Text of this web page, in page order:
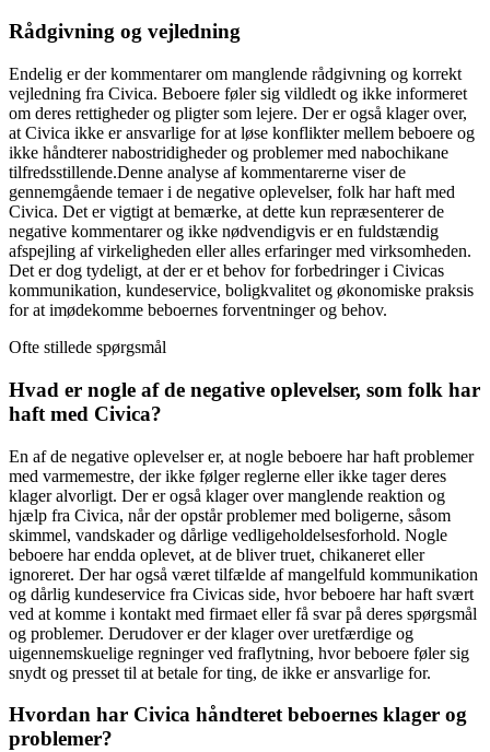
Rådgivning og vejledning
Endelig er der kommentarer om manglende rådgivning og korrekt
vejledning fra Civica. Beboere føler sig vildledt og ikke informeret
om deres rettigheder og pligter som lejere. Der er også klager over,
at Civica ikke er ansvarlige for at løse konflikter mellem beboere og
ikke håndterer nabostridigheder og problemer med nabochikane
tilfredsstillende.Denne analyse af kommentarerne viser de
gennemgående temaer i de negative oplevelser, folk har haft med
Civica. Det er vigtigt at bemærke, at dette kun repræsenterer de
negative kommentarer og ikke nødvendigvis er en fuldstændig
afspejling af virkeligheden eller alles erfaringer med virksomheden.
Det er dog tydeligt, at der er et behov for forbedringer i Civicas
kommunikation, kundeservice, boligkvalitet og økonomiske praksis
for at imødekomme beboernes forventninger og behov.
Ofte stillede spørgsmål
Hvad er nogle af de negative oplevelser, som folk har
haft med Civica?
En af de negative oplevelser er, at nogle beboere har haft problemer
med varmemestre, der ikke følger reglerne eller ikke tager deres
klager alvorligt. Der er også klager over manglende reaktion og
hjælp fra Civica, når der opstår problemer med boligerne, såsom
skimmel, vandskader og dårlige vedligeholdelsesforhold. Nogle
beboere har endda oplevet, at de bliver truet, chikaneret eller
ignoreret. Der har også været tilfælde af mangelfuld kommunikation
og dårlig kundeservice fra Civicas side, hvor beboere har haft svært
ved at komme i kontakt med firmaet eller få svar på deres spørgsmål
og problemer. Derudover er der klager over uretfærdige og
uigennemskuelige regninger ved fraflytning, hvor beboere føler sig
snydt og presset til at betale for ting, de ikke er ansvarlige for.
Hvordan har Civica håndteret beboernes klager og
problemer?